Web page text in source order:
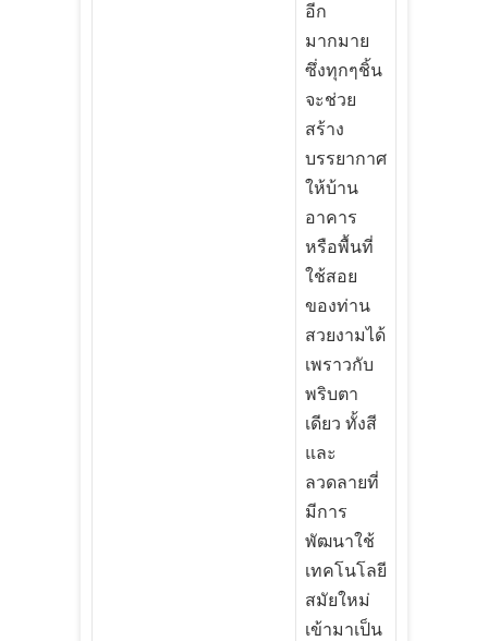
อีก
มากมาย
ซึ่งทุกๆชิ้น
จะช่วย
สร้าง
บรรยากาศ
ให้บ้าน
อาคาร
หรือพื้นที่
ใช้สอย
ของท่าน
สวยงามได้
เพราวกับ
พริบตา
เดียว ทั้งสี
และ
ลวดลายที่
มีการ
พัฒนาใช้
เทคโนโลยี
สมัยใหม่
เข้ามาเป็น